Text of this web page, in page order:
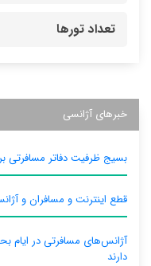
تعداد تورها
خبرهای آژانسی
بسیج ظرفیت دفاتر مسافرتی
قطع اینترنت و مسافران و
آژانس‌های مسافرتی در ایام
دارند